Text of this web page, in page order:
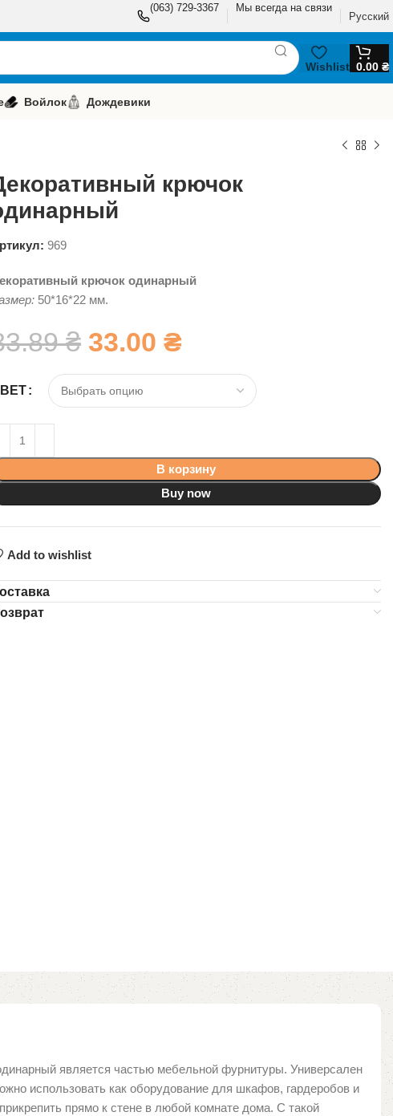
(063) 729-3367 Мы всегда на связи
Русский
Wishlist 0.00 ₴
Войлок Дождевики
крючок
969
крючок одинарный
50*16*22 мм.
₴ 33.00₴
В корзину
Buy now
Add to wishlist
является частью мебельной фурнитуры. Универсален
использовать как оборудование для шкафов, гардеробов и
прямо к стене в любой комнате дома. С такой